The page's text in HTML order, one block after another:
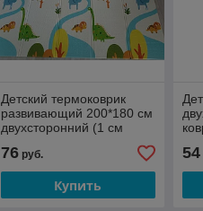
Детский термоковрик
развивающий 200*180 см
двухсторонний (1 см
напольный коврик для
малышей
76руб.
Купить
54